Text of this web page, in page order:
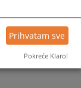
Prihvatam sve
Pokreće Klaro!